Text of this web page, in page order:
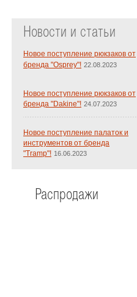
Новости и статьи
Новое поступление рюкзаков от
бренда "Osprey"! 22.08.2023
Новое поступление рюкзаков от
бренда "Dakine"! 24.07.2023
Новое поступление палаток и
инструментов от бренда
"Tramp"! 16.06.2023
Распродажи